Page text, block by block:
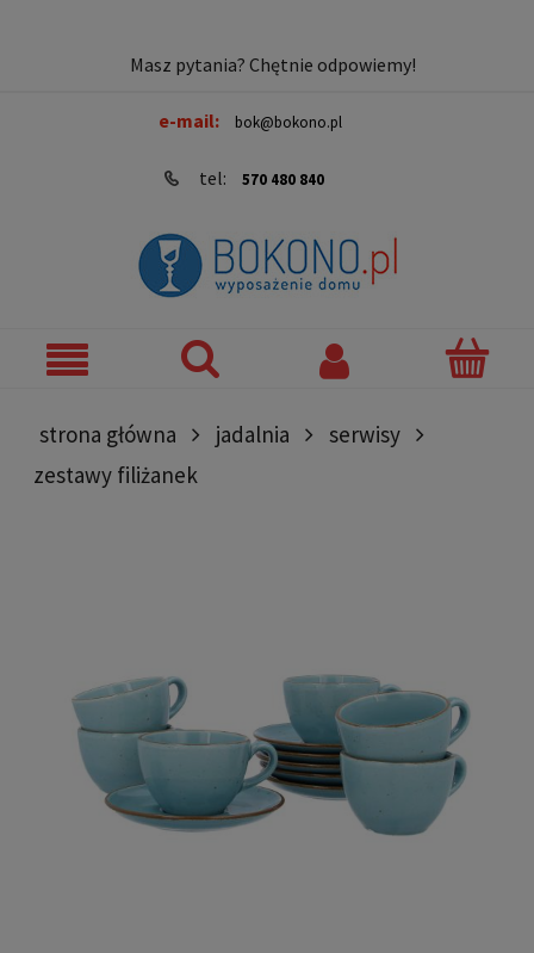
Masz pytania? Chętnie odpowiemy!
e-mail: bok@bokono.pl
tel: 570 480 840
strona główna jadalnia
serwisy
zestawy filiżanek